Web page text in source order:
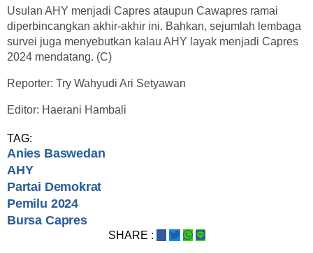
Usulan AHY menjadi Capres ataupun Cawapres ramai
diperbincangkan akhir-akhir ini. Bahkan, sejumlah lembaga
survei juga menyebutkan kalau AHY layak menjadi Capres
2024 mendatang. (C)
Reporter: Try Wahyudi Ari Setyawan
Editor: Haerani Hambali
TAG:
Anies Baswedan
AHY
Partai Demokrat
Pemilu 2024
Bursa Capres
SHARE :